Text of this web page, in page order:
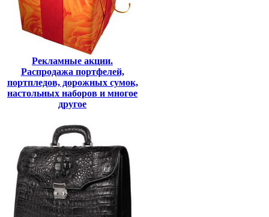
Рекламные акции.
Распродажа портфелей,
портпледов, дорожных сумок,
настольных наборов и многое
другое